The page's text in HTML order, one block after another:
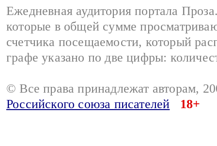
Ежедневная аудитория портала
которые в общей сумме
счетчика посещаемости, который
графе указано по две цифры:
© Все права принадлежат авторам,
Российского союза писателей
18+